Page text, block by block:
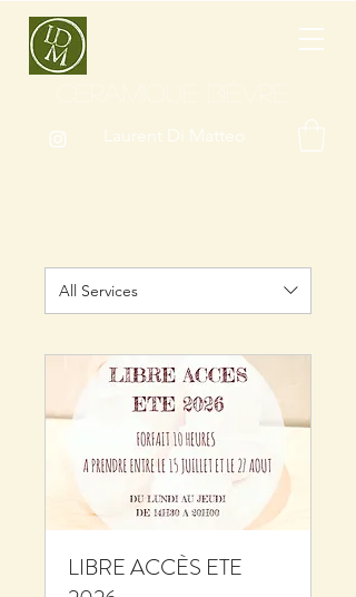
Laurent Di Matteo
All Services
LIBRE ACCÈS ETE